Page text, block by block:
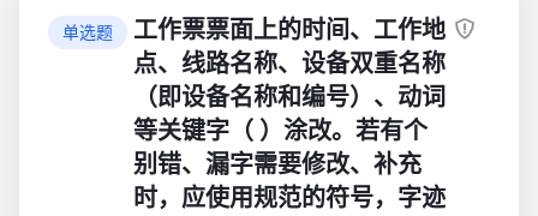
2024_081552
单选题
工作票票面上的时间、工作地
点、线路名称、设备双重名称
（即设备名称和编号）、动词
等关键字（ ）涂改。若有个
别错、漏字需要修改、补充
时，应使用规范的符号，字迹